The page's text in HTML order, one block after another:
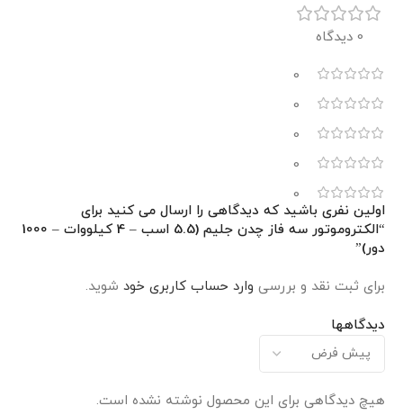
0 دیدگاه
0
0
0
0
0
دیدگاهها
هیچ دیدگاهی برای این محصول نوشته نشده است.
اولین نفری باشید که دیدگاهی را ارسال می کنید برای
“الکتروموتور سه فاز چدن جلیم (5.5 اسب – 4 کیلووات – 1000
دور)”
برای ثبت نقد و بررسی وارد حساب کاربری خود شوید.